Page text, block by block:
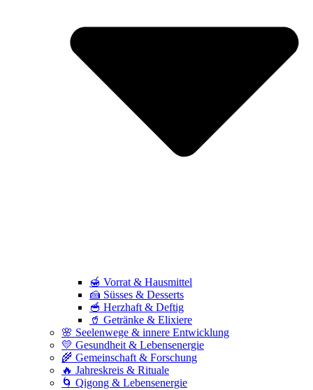
🍯 Vorrat & Hausmittel
🍰 Süsses & Desserts
🥣 Herzhaft & Deftig
🥤 Getränke & Elixiere
🌸 Seelenwege & innere Entwicklung
💛 Gesundheit & Lebensenergie
🌾 Gemeinschaft & Forschung
🔥 Jahreskreis & Rituale
🌀 Qigong & Lebensenergie